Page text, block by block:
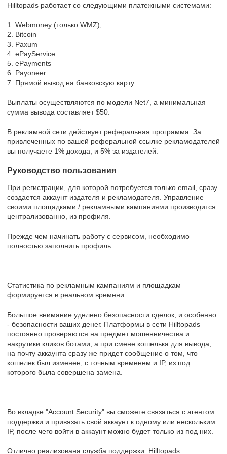
Hilltopads работает со следующими платежными системами:
1. Webmoney (только WMZ);
2. Bitcoin
3. Paxum
4. ePayService
5. ePayments
6. Payoneer
7. Прямой вывод на банковскую карту.
Выплаты осуществляются по модели Net7, а минимальная
сумма вывода составляет $50.
В рекламной сети действует реферальная программа. За
привлеченных по вашей реферальной ссылке рекламодателей
вы получаете 1% дохода, и 5% за издателей.
Руководство пользования
При регистрации, для которой потребуется только email, сразу
создается аккаунт издателя и рекламодателя. Управление
своими площадками / рекламными кампаниями производится
централизованно, из профиля.
Прежде чем начинать работу с сервисом, необходимо
полностью заполнить профиль.
Статистика по рекламным кампаниям и площадкам
формируется в реальном времени.
Большое внимание уделено безопасности сделок, и особенно
- безопасности ваших денег. Платформы в сети Hilltopads
постоянно проверяются на предмет мошенничества и
накрутики кликов ботами, а при смене кошелька для вывода,
на почту аккаунта сразу же придет сообщение о том, что
кошелек был изменен, с точным временем и IP, из под
которого была совершена замена.
Во вкладке "Account Security" вы сможете связаться с агентом
поддержки и привязать свой аккаунт к одному или нескольким
IP, после чего войти в аккаунт можно будет только из под них.
Отлично реализована служба поддержки. Hilltopads